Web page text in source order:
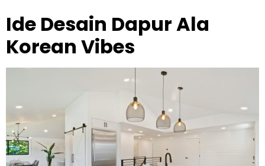
Ide Desain Dapur Ala
Korean Vibes